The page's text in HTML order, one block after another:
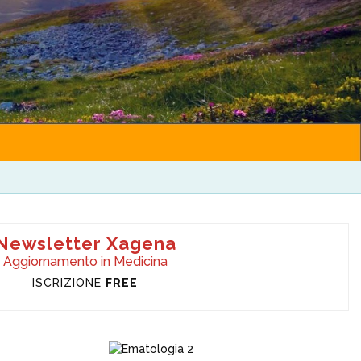
Xagena
Aggiornamento in Medicina
ISCRIZIONE FREE